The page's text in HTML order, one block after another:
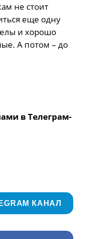
не стоит
еще одну
и хорошо
А потом – до
в Телеграм-
КАНАЛ